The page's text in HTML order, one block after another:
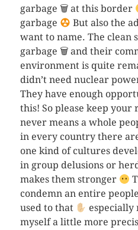
garbage 🗑 at this border
garbage
But also the
want to name. The clean
garbage 🗑 and their
environment is quite
didn’t need nuclear
They have enough
this! So please keep your
never means a whole
in every country there
one kind of cultures
in group delusions or
makes them stronger
condemn an ​​entire
used to that
especially
myself a little more